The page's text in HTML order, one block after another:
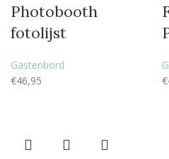
Photobooth
fotolijst
Gastenbord
€46,95
€